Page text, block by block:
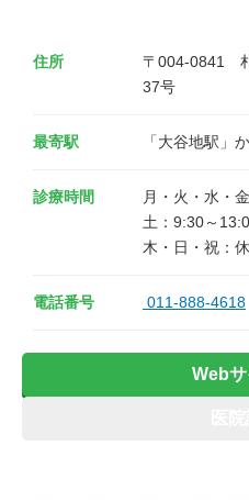
住所
〒004-0841　
37号
最寄駅 「大谷地駅」
診療時間
月・火・水・
土：9:30～
電話番号 011-888-4618
Webサ